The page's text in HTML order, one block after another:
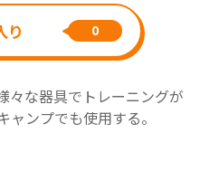
り 0
々な器具でトレーニングが
ンプでも使用する。